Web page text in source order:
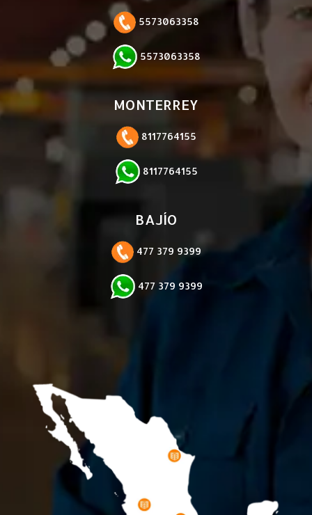
5573063358
5573063358
MONTERREY
8117764155
8117764155
BAJÍO
477 379 9399
477 379 9399